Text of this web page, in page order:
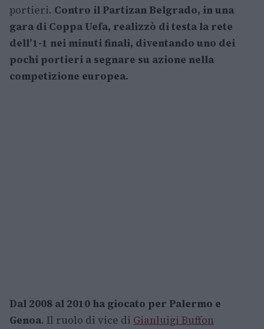
portieri. Contro il Partizan Belgrado, in una
gara di Coppa Uefa, realizzò di testa la rete
dell’1-1 nei minuti finali, diventando uno dei
pochi portieri a segnare su azione nella
competizione europea.
Dal 2008 al 2010 ha giocato per Palermo e
Genoa. Il ruolo di vice di Gianluigi Buffon